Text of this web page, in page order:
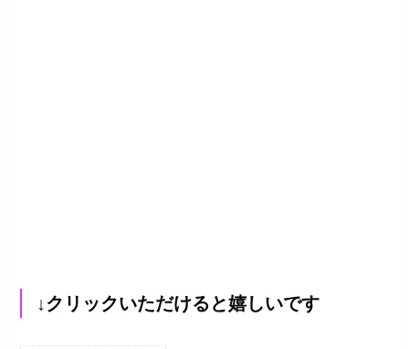
↓クリックいただけると嬉しいです